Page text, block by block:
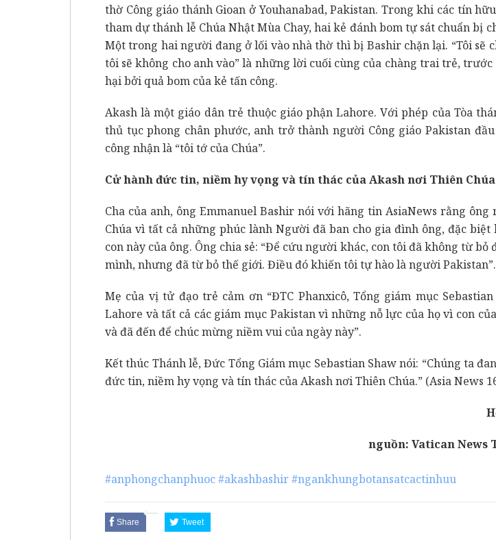
thờ Công giáo thánh Gioan ở Youhanabad, Pakistan. Trong khi các tín
tham dự thánh lễ Chúa Nhật Mùa Chay, hai kẻ đánh bom tự sát chuẩn bị
Một trong hai người đang ở lối vào nhà thờ thì bị Bashir chặn lại. “Tôi sẽ
tôi sẽ không cho anh vào” là những lời cuối cùng của chàng trai trẻ,
hại bởi quả bom của kẻ tấn công.
Akash là một giáo dân trẻ thuộc giáo phận Lahore. Với phép của Tòa
thủ tục phong chân phước, anh trở thành người Công giáo Pakistan
công nhận là “tôi tớ của Chúa”.
Cử hành đức tin, niềm hy vọng và tín thác của Akash nơi Thiên Chúa
Cha của anh, ông Emmanuel Bashir nói với hãng tin AsiaNews rằng
Chúa vì tất cả những phúc lành Người đã ban cho gia đình ông, đặc biệt
con này của ông. Ông chia sẻ: “Để cứu người khác, con tôi đã không từ bỏ
mình, nhưng đã từ bỏ thế giới. Điều đó khiến tôi tự hào là người Pakistan”.
Mẹ của vị tử đạo trẻ cảm ơn “ĐTC Phanxicô, Tổng giám mục
Lahore và tất cả các giám mục Pakistan vì những nỗ lực của họ vì con
và đã đến để chúc mừng niềm vui của ngày này”.
Kết thúc Thánh lễ, Đức Tổng Giám mục Sebastian Shaw nói: “Chúng ta
đức tin, niềm hy vọng và tín thác của Akash nơi Thiên Chúa.” (Asia News
nguồn: Vatican News
#anphongchanphuoc#akashbashir#ngankhungbotansatcactinhuu
Share Tweet